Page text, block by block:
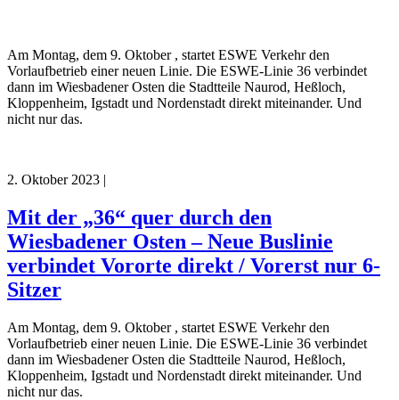
Am Montag, dem 9. Oktober , startet ESWE Verkehr den
Vorlaufbetrieb einer neuen Linie. Die ESWE-Linie 36 verbindet
dann im Wiesbadener Osten die Stadtteile Naurod, Heßloch,
Kloppenheim, Igstadt und Nordenstadt direkt miteinander. Und
nicht nur das.
2. Oktober 2023 |
Mit der „36“ quer durch den
Wiesbadener Osten – Neue Buslinie
verbindet Vororte direkt / Vorerst nur 6-
Sitzer
Am Montag, dem 9. Oktober , startet ESWE Verkehr den
Vorlaufbetrieb einer neuen Linie. Die ESWE-Linie 36 verbindet
dann im Wiesbadener Osten die Stadtteile Naurod, Heßloch,
Kloppenheim, Igstadt und Nordenstadt direkt miteinander. Und
nicht nur das.